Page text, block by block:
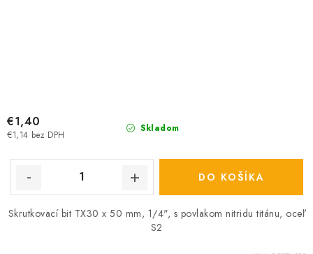
Skladom
€1,14 bez DPH
€1,40
DO KOŠÍKA
Skrutkovací bit TX30 x 50 mm, 1/4", s povlakom nitridu titánu, oceľ
S2